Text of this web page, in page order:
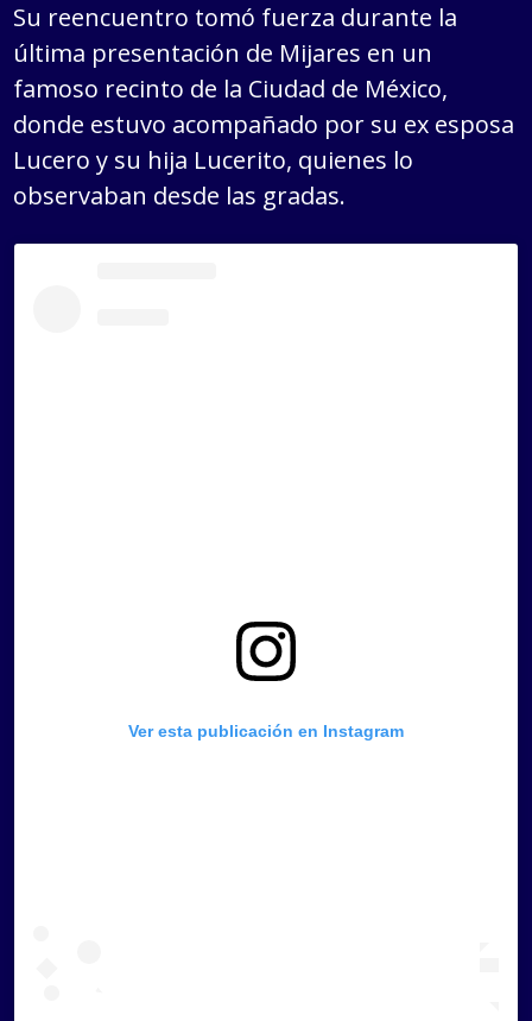
Su reencuentro tomó fuerza durante la
última presentación de Mijares en un
famoso recinto de la Ciudad de México,
donde estuvo acompañado por su ex esposa
Lucero y su hija Lucerito, quienes lo
observaban desde las gradas.
Ver esta publicación en Instagram